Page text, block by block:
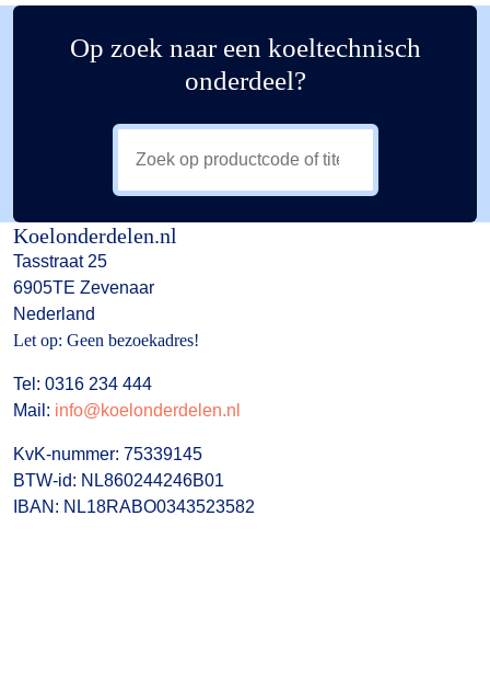
Op zoek naar een koeltechnisch
onderdeel?
Koelonderdelen.nl
Tasstraat 25
6905TE Zevenaar
Nederland
Let op: Geen bezoekadres!
Tel: 0316 234 444
Mail: info@koelonderdelen.nl
KvK-nummer: 75339145
BTW-id: NL860244246B01
IBAN: NL18RABO0343523582